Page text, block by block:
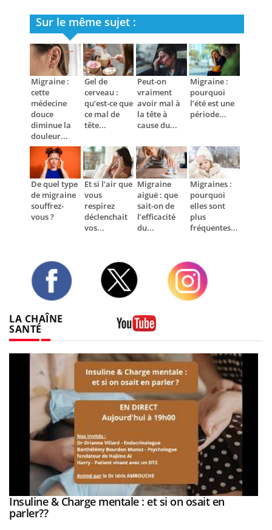
Sur le même sujet :
Migraine :
cette
médecine
douce
diminue la
douleur...
Gel de
cerveau :
qu’est-ce que
ce mal de
tête...
Peut-on
vraiment
avoir mal à
la tête à
cause du...
Migraine :
pourquoi
l’été est une
période...
De quel type
de migraine
souffrez-
vous ?
Et si l’air que
vous
respirez
déclenchait
vos...
Migraine
aiguë : que
sait-on de
l’efficacité
du...
Migraines :
pourquoi
elles sont
plus
fréquentes...
LA CHAÎNE
SANTÉ
Youtube